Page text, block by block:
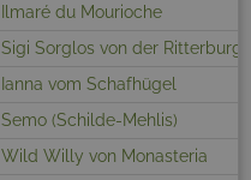
Ilmaré du Mourioche
Sigi Sorglos von der Ritterburg
Ianna vom Schafhügel
Semo (Schilde-Mehlis)
Wild Willy von Monasteria